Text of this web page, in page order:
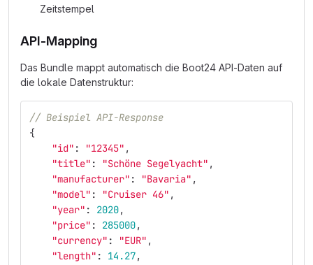
Zeitstempel
API-Mapping
Das Bundle mappt automatisch die Boot24 API-Daten auf
die lokale Datenstruktur:
// Beispiel API-Response
{
"id" : "12345" ,
"title" : "Schöne Segelyacht" ,
"manufacturer" : "Bavaria" ,
"model" : "Cruiser 46" ,
"year" : 2020,
"price" : 285000,
"currency" : "EUR" ,
"length" : 14.27,